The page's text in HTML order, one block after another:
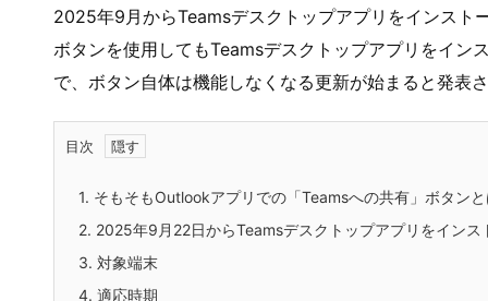
2025年9月からTeamsデスクトップアプリをインス
ボタンを使用してもTeamsデスクトップアプリをイン
で、ボタン自体は機能しなくなる更新が始まると発表
目次
1. そもそもOutlookアプリでの「Teamsへの共有」ボタン
2. 2025年9月22日からTeamsデスクトップアプリをイン
3. 対象端末
4. 適応時期